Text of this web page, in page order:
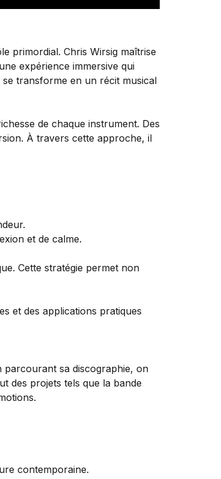
primordial. Chris Wirsig maîtrise
expérience immersive qui
se transforme en un récit musical
de chaque instrument. Des
À travers cette approche, il
et de calme.
Cette stratégie permet non
parcourant sa discographie, on
des projets tels que la bande
contemporaine.